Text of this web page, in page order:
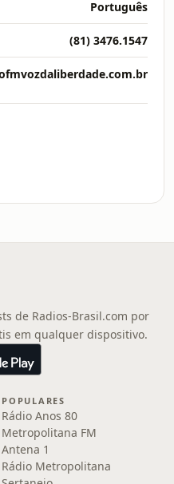
Português
(81) 3476.1547
de Radios-Brasil.com por
em qualquer dispositivo.
POPULARES
Rádio Anos 80
Metropolitana FM
Antena 1
Rádio Metropolitana